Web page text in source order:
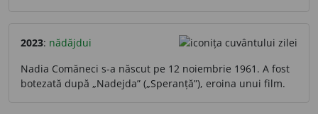
2023: nădăjdui
Nadia Comăneci s-a născut pe 12 noiembrie 1961. A fost
botezată după „Nadejda” („Speranță”), eroina unui film.